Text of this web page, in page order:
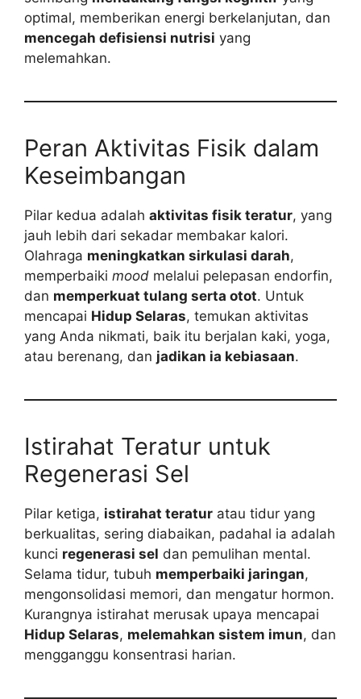
optimal, memberikan energi berkelanjutan, dan
mencegah defisiensi nutrisi yang
melemahkan.
Peran Aktivitas Fisik dalam
Keseimbangan
Pilar kedua adalah aktivitas fisik teratur, yang
jauh lebih dari sekadar membakar kalori.
Olahraga meningkatkan sirkulasi darah,
memperbaiki mood melalui pelepasan endorfin,
dan memperkuat tulang serta otot. Untuk
mencapai Hidup Selaras, temukan aktivitas
yang Anda nikmati, baik itu berjalan kaki, yoga,
atau berenang, dan jadikan ia kebiasaan.
Istirahat Teratur untuk
Regenerasi Sel
Pilar ketiga, istirahat teratur atau tidur yang
berkualitas, sering diabaikan, padahal ia adalah
kunci regenerasi sel dan pemulihan mental.
Selama tidur, tubuh memperbaiki jaringan,
mengonsolidasi memori, dan mengatur hormon.
Kurangnya istirahat merusak upaya mencapai
Hidup Selaras, melemahkan sistem imun, dan
mengganggu konsentrasi harian.